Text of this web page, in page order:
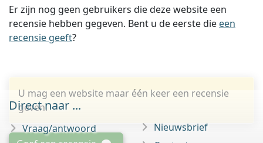
Er zijn nog geen gebruikers die deze website een
recensie hebben gegeven. Bent u de eerste die een
recensie geeft?
U mag een website maar één keer een recensie
geven.
Direct naar ...
Vraag/antwoord
Nieuwsbrief